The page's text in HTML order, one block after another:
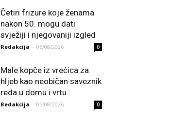
Četiri frizure koje ženama
nakon 50. mogu dati
svježiji i njegovaniji izgled
Redakcija - 05/08/2026 0
Male kopče iz vrećica za
hljeb kao neobičan saveznik
reda u domu i vrtu
Redakcija - 05/08/2026 0